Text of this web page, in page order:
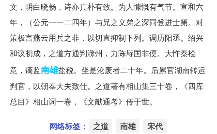
文，明白晓畅，诗亦真朴有致。为人慷慨有气节。宣和六
年，（公元一一二四年）与兄之义弟之深同登进士第。对
策极言燕云用兵之非，以切直抑制下列。调历阳丞。绍兴
和议初成，之道方通判滁州，力陈辱国非便。大忤秦桧
意，谪监南雄盐税。坐是沦废者二十年。后累官湖南转运
判官，以朝奉大夫致仕。之道著有相山集三十卷，《四库
总目》相山词一卷，《文献通考》传于世。
网络标签： 之道 南雄 宋代